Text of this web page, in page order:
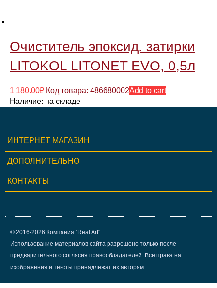
Очиститель эпоксид. затирки
LITOKOL LITONET EVO, 0,5л
1,180.00₽ Код товара: 486680002Add to cart
Наличие: на складе
ИНТЕРНЕТ МАГАЗИН
ДОПОЛНИТЕЛЬНО
КОНТАКТЫ
© 2016-2026 Компания "Real Art"
Использование материалов сайта разрешено только после
предварительного согласия правообладателей. Все права на
изображения и тексты принадлежат их авторам.